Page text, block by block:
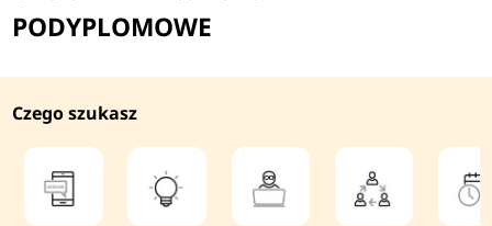
PODYPLOMOWE
Czego szukasz